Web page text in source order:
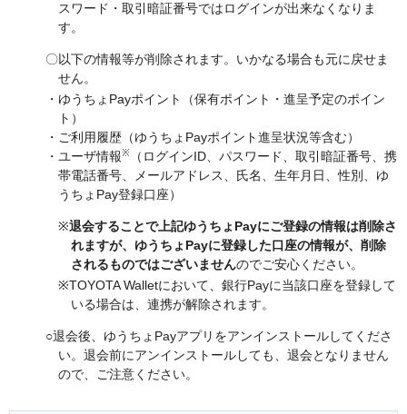
スワード・取引暗証番号ではログインが出来なくなりま
す。
〇以下の情報等が削除されます。いかなる場合も元に戻せま
せん。
・ゆうちょPayポイント（保有ポイント・進呈予定のポイン
ト）
・ご利用履歴（ゆうちょPayポイント進呈状況等含む）
・ユーザ情報※
（ログインID、パスワード、取引暗証番号、携
帯電話番号、メールアドレス、氏名、生年月日、性別、ゆ
うちょPay登録口座）
※退会することで上記ゆうちょPayにご登録の情報は削除さ
れますが、ゆうちょPayに登録した口座の情報が、削除
されるものではございませんのでご安心ください。
※TOYOTA Walletにおいて、銀行Payに当該口座を登録して
いる場合は、連携が解除されます。
○退会後、ゆうちょPayアプリをアンインストールしてくださ
い。退会前にアンインストールしても、退会となりません
ので、ご注意ください。